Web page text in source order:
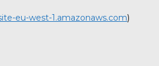
eu-west-1.amazonaws.com)